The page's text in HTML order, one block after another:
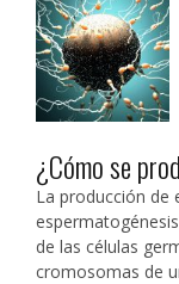
¿Cómo se
La producción de
de las células
cromosomas de